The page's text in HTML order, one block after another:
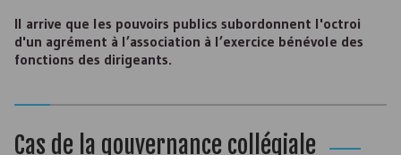
Il arrive que les pouvoirs publics subordonnent l'octroi
d'un agrément à l’association à l’exercice bénévole des
fonctions des dirigeants.
Cas de la gouvernance collégiale